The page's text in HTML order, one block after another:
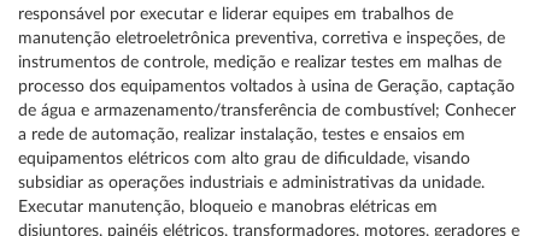
responsável por executar e liderar equipes em trabalhos de
manutenção eletroeletrônica preventiva, corretiva e inspeções, de
instrumentos de controle, medição e realizar testes em malhas de
processo dos equipamentos voltados à usina de Geração, captação
de água e armazenamento/transferência de combustível; Conhecer
a rede de automação, realizar instalação, testes e ensaios em
equipamentos elétricos com alto grau de dificuldade, visando
subsidiar as operações industriais e administrativas da unidade.
Executar manutenção, bloqueio e manobras elétricas em
disjuntores, painéis elétricos, transformadores, motores, geradores e